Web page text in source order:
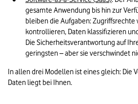
gesamte Anwendung bis hin zur
bleiben die Aufgaben: Zugriffsrechte
kontrollieren, Daten klassifizieren
Die Sicherheitsverantwortung auf
geringsten – aber sie verschwindet
In allen drei Modellen ist eines gleich: Die
Daten liegt bei Ihnen.